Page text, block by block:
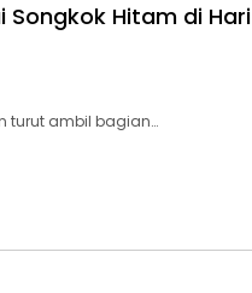
Songkok Hitam di Hari
turut ambil bagian…